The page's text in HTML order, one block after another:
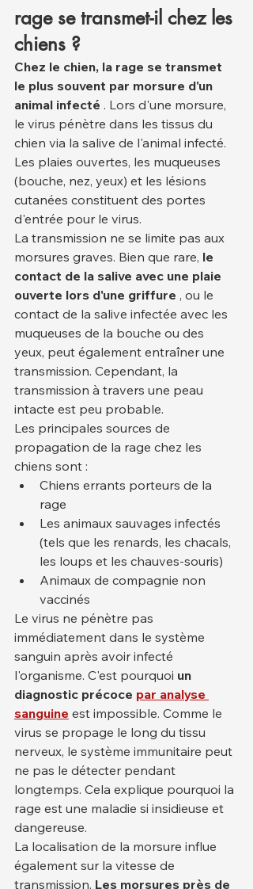
rage se transmet-il chez les
chiens ?
Chez le chien, la rage se transmet
le plus souvent par morsure d'un
animal infecté . Lors d'une morsure,
le virus pénètre dans les tissus du
chien via la salive de l'animal infecté.
Les plaies ouvertes, les muqueuses
(bouche, nez, yeux) et les lésions
cutanées constituent des portes
d'entrée pour le virus.
La transmission ne se limite pas aux
morsures graves. Bien que rare, le
contact de la salive avec une plaie
ouverte lors d'une griffure , ou le
contact de la salive infectée avec les
muqueuses de la bouche ou des
yeux, peut également entraîner une
transmission. Cependant, la
transmission à travers une peau
intacte est peu probable.
Les principales sources de
propagation de la rage chez les
chiens sont :
Chiens errants porteurs de la
rage
Les animaux sauvages infectés
(tels que les renards, les chacals,
les loups et les chauves-souris)
Animaux de compagnie non
vaccinés
Le virus ne pénètre pas
immédiatement dans le système
sanguin après avoir infecté
l'organisme. C'est pourquoi un
diagnostic précoce par analyse
sanguine est impossible. Comme le
virus se propage le long du tissu
nerveux, le système immunitaire peut
ne pas le détecter pendant
longtemps. Cela explique pourquoi la
rage est une maladie si insidieuse et
dangereuse.
La localisation de la morsure influe
également sur la vitesse de
transmission. Les morsures près de